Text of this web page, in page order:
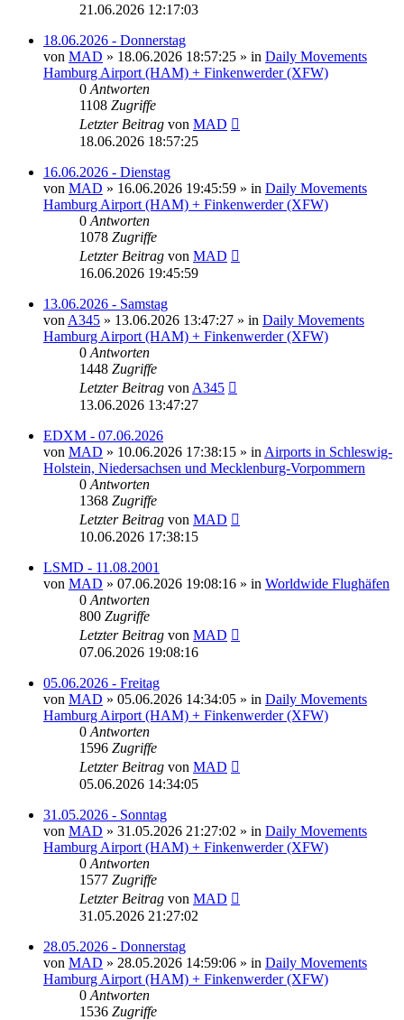
21.06.2026 12:17:03
18.06.2026 - Donnerstag
von MAD » 18.06.2026 18:57:25 » in Daily Movements
Hamburg Airport (HAM) + Finkenwerder (XFW)
0 Antworten
1108 Zugriffe
Letzter Beitrag von MAD
18.06.2026 18:57:25
16.06.2026 - Dienstag
von MAD » 16.06.2026 19:45:59 » in Daily Movements
Hamburg Airport (HAM) + Finkenwerder (XFW)
0 Antworten
1078 Zugriffe
Letzter Beitrag von MAD
16.06.2026 19:45:59
13.06.2026 - Samstag
von A345 » 13.06.2026 13:47:27 » in Daily Movements
Hamburg Airport (HAM) + Finkenwerder (XFW)
0 Antworten
1448 Zugriffe
Letzter Beitrag von A345
13.06.2026 13:47:27
EDXM - 07.06.2026
von MAD » 10.06.2026 17:38:15 » in Airports in Schleswig-
Holstein, Niedersachsen und Mecklenburg-Vorpommern
0 Antworten
1368 Zugriffe
Letzter Beitrag von MAD
10.06.2026 17:38:15
LSMD - 11.08.2001
von MAD » 07.06.2026 19:08:16 » in Worldwide Flughäfen
0 Antworten
800 Zugriffe
Letzter Beitrag von MAD
07.06.2026 19:08:16
05.06.2026 - Freitag
von MAD » 05.06.2026 14:34:05 » in Daily Movements
Hamburg Airport (HAM) + Finkenwerder (XFW)
0 Antworten
1596 Zugriffe
Letzter Beitrag von MAD
05.06.2026 14:34:05
31.05.2026 - Sonntag
von MAD » 31.05.2026 21:27:02 » in Daily Movements
Hamburg Airport (HAM) + Finkenwerder (XFW)
0 Antworten
1577 Zugriffe
Letzter Beitrag von MAD
31.05.2026 21:27:02
28.05.2026 - Donnerstag
von MAD » 28.05.2026 14:59:06 » in Daily Movements
Hamburg Airport (HAM) + Finkenwerder (XFW)
0 Antworten
1536 Zugriffe